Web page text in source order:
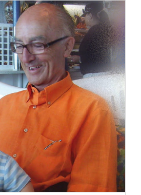
CALZADA, on tot
comença